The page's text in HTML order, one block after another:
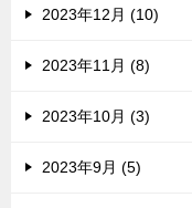
2023年12月 (10)
2023年11月 (8)
2023年10月 (3)
2023年9月 (5)